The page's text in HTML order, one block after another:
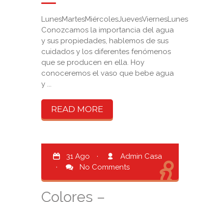
LunesMartesMiércolesJuevesViernesLunes
Conozcamos la importancia del agua
y sus propiedades, hablemos de sus
cuidados y los diferentes fenómenos
que se producen en ella. Hoy
conoceremos el vaso que bebe agua
y ...
READ MORE
31 Ago ·
Admin Casa
·
No Comments
Colores –